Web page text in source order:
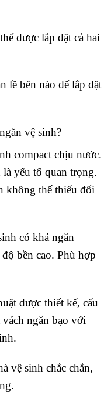
được lắp đặt cả hai
lề bên nào để lắp đặt
vệ sinh?
compact chịu nước.
yếu tố quan trọng.
không thế thiếu đối
có khả ngăn
bền cao. Phù hợp
được thiết kế, cấu
ngăn bạo với
vệ sinh chắc chắn,